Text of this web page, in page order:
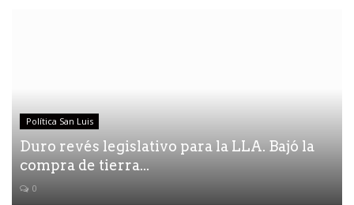
Política San Luis
Duro revés legislativo para la LLA. Bajó la
compra de tierra...
0